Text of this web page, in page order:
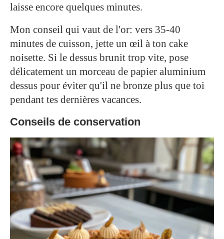
laisse encore quelques minutes.
Mon conseil qui vaut de l'or: vers 35-40
minutes de cuisson, jette un œil à ton cake
noisette. Si le dessus brunit trop vite, pose
délicatement un morceau de papier aluminium
dessus pour éviter qu'il ne bronze plus que toi
pendant tes dernières vacances.
Conseils de conservation